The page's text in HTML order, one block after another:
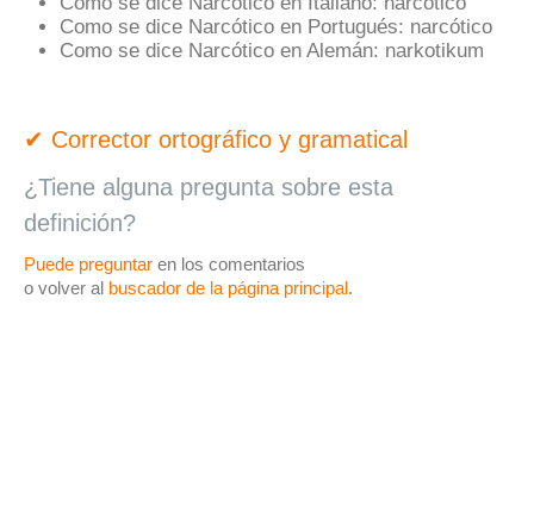
Como se dice Narcótico en Portugués: narcótico
Como se dice Narcótico en Alemán: narkotikum
✔ Corrector ortográfico y gramatical
¿Tiene alguna pregunta sobre esta
definición?
Puede preguntar en los comentarios
o volver al buscador de la página principal.